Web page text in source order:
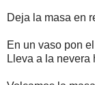
Deja la masa en
En un vaso pon
Lleva a la nevera